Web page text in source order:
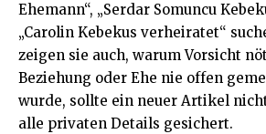
Ehemann“, „Serdar Somuncu
„Carolin Kebekus verheiratet“
zeigen sie auch, warum Vorsicht
Beziehung oder Ehe nie offen
wurde, sollte ein neuer Artikel
alle privaten Details gesichert.